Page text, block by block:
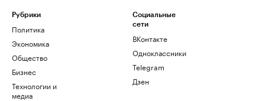
Рубрики
Политика
Экономика
Общество
Бизнес
Технологии и
медиа
Социальные
сети
ВКонтакте
Одноклассники
Telegram
Дзен